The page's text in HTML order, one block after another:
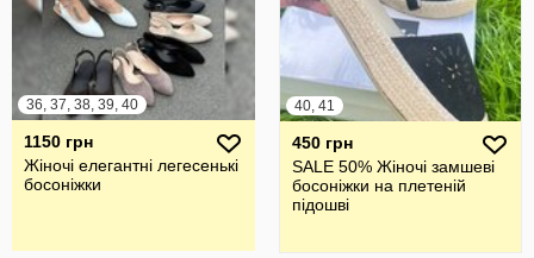
36, 37, 38, 39, 40
1150 грн
Жіночі елегантні легесенькі
босоніжки
40, 41
450 грн
SALE 50% Жіночі замшеві
босоніжки на плетеній
підошві